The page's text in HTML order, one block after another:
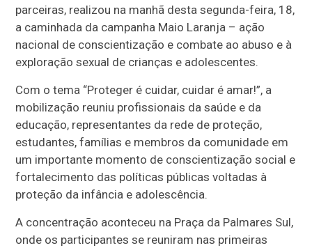
parceiras, realizou na manhã desta segunda-feira, 18,
a caminhada da campanha Maio Laranja – ação
nacional de conscientização e combate ao abuso e à
exploração sexual de crianças e adolescentes.
Com o tema “Proteger é cuidar, cuidar é amar!”, a
mobilização reuniu profissionais da saúde e da
educação, representantes da rede de proteção,
estudantes, famílias e membros da comunidade em
um importante momento de conscientização social e
fortalecimento das políticas públicas voltadas à
proteção da infância e adolescência.
A concentração aconteceu na Praça da Palmares Sul,
onde os participantes se reuniram nas primeiras